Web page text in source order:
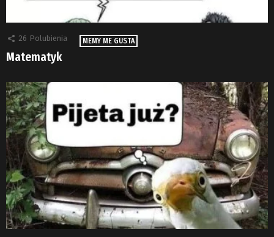
26 Polubienia MEMY ME GUSTA
Matematyk